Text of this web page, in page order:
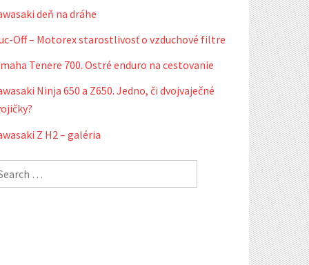
deň na dráhe
Off – Motorex starostlivosť o vzduchové filtre
Tenere 700. Ostré enduro na cestovanie
Ninja 650 a Z650. Jedno, či dvojvaječné
Z H2 – galéria